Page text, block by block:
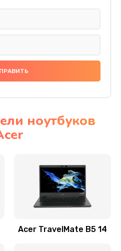
подсветки
BIOS
видеочипа
ноутбуков
Acer TravelMate B5 14